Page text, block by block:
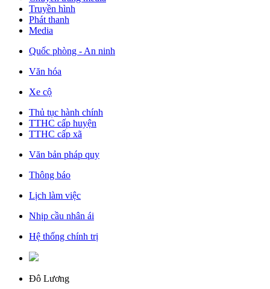
Truyền hình
Phát thanh
Media
Quốc phòng - An ninh
Văn hóa
Xe cộ
Thủ tục hành chính
TTHC cấp huyện
TTHC cấp xã
Văn bản pháp quy
Thông báo
Lịch làm việc
Nhịp cầu nhân ái
Hệ thống chính trị
Đô Lương